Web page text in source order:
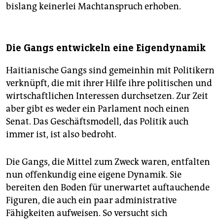
bislang keinerlei Machtanspruch erhoben.
Die Gangs entwickeln eine Eigendynamik
Haitianische Gangs sind gemeinhin mit Politikern
verknüpft, die mit ihrer Hilfe ihre politischen und
wirtschaftlichen Interessen durchsetzen. Zur Zeit
aber gibt es weder ein Parlament noch einen
Senat. Das Geschäftsmodell, das Politik auch
immer ist, ist also bedroht.
Die Gangs, die Mittel zum Zweck waren, entfalten
nun offenkundig eine eigene Dynamik. Sie
bereiten den Boden für unerwartet auftauchende
Figuren, die auch ein paar administrative
Fähigkeiten aufweisen. So versucht sich